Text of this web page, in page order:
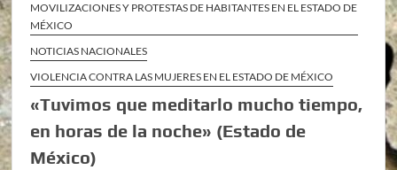
MOVILIZACIONES Y PROTESTAS DE HABITANTES EN EL ESTADO DE
MÉXICO
NOTICIAS NACIONALES
VIOLENCIA CONTRA LAS MUJERES EN EL ESTADO DE MÉXICO
«Tuvimos que meditarlo mucho tiempo,
en horas de la noche» (Estado de
México)